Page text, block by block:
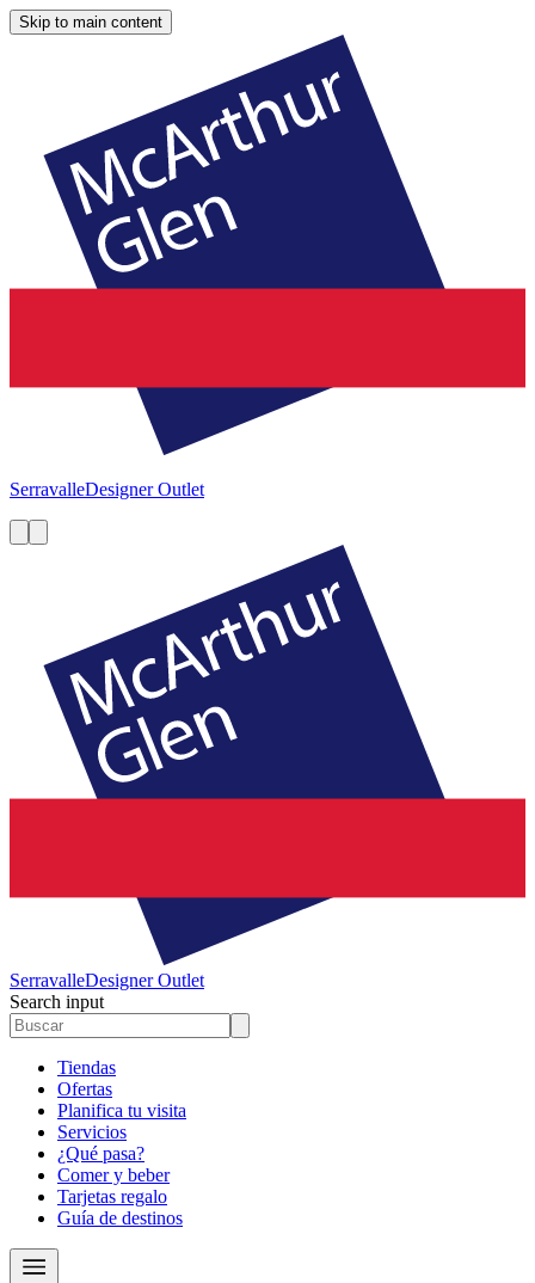
Skip to main content
SerravalleDesigner Outlet
SerravalleDesigner Outlet
Search input
Tiendas
Ofertas
Planifica tu visita
Servicios
¿Qué pasa?
Comer y beber
Tarjetas regalo
Guía de destinos